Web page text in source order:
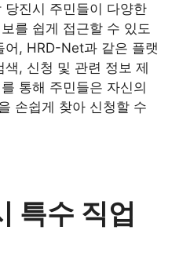
진시 주민들이 다양한
를 쉽게 접근할 수 있도
어, HRD-Net과 같은 플랫
, 신청 및 관련 정보 제
통해 주민들은 자신의
손쉽게 찾아 신청할 수
특수 직업